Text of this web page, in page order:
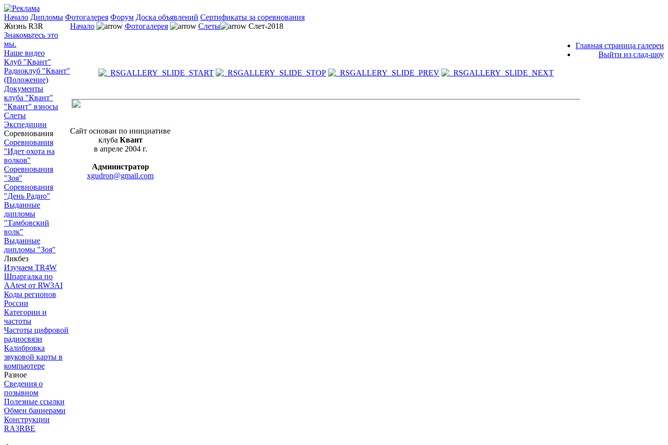
Начало Дипломы Фотогалерея Форум Доска объявлений Сертификаты за соревнования
Жизнь R3R
Знакомьтесь это
мы.
Наше видео
Клуб "Квант"
Радиоклуб "Квант"
(Положение)
Документы
клуба "Квант"
"Квант" взносы
Слеты
Экспедиции
Соревнования
Соревнования
"Идет охота на
волков"
Соревнования
"Зоя"
Соревнования
"День Радио"
Выданные
дипломы
"Тамбовский
волк"
Выданные
дипломы "Зоя"
Ликбез
Изучаем TR4W
Шпаргалка по
AAtest от RW3AI
Коды регионов
России
Категории и
частоты
Частоты цифровой
радиосвязи
Калибровка
звуковой карты в
компьютере
Разное
Сведения о
позывном
Полезные ссылки
Обмен баннерами
Конструкции
RA3RBE
Начало Фотогалерея Слеты Слет-2018
Главная страница галереи
Выйти из слад-шоу
Сайт основан по инициативе
клуба Квант
в апреле 2004 г.
Администратор
xgudron@gmail.com